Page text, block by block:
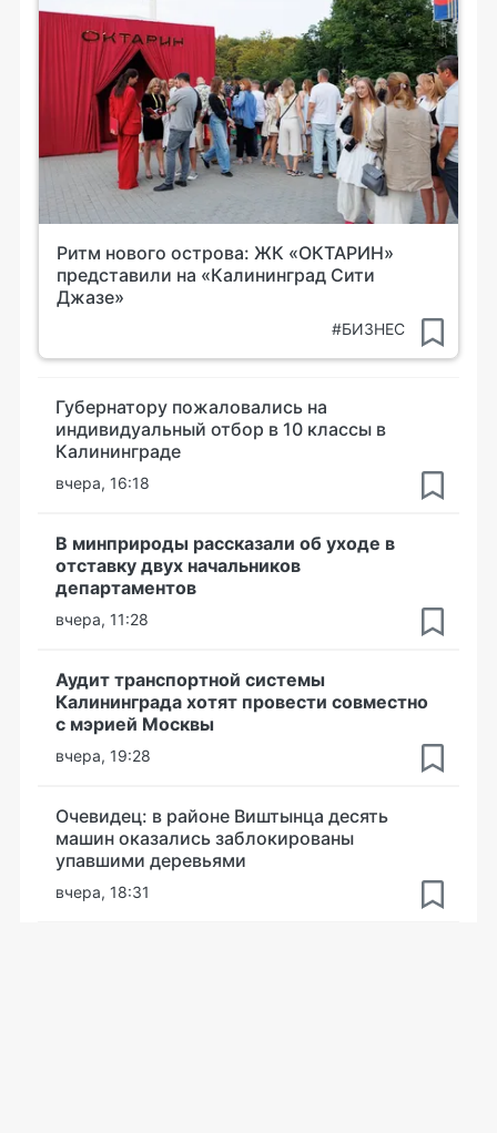
Ритм нового острова: ЖК «ОКТАРИН»
представили на «Калининград Сити
Джазе»
#БИЗНЕС
Губернатору пожаловались на
индивидуальный отбор в 10 классы в
Калининграде
вчера, 16:18
В минприроды рассказали об уходе в
отставку двух начальников
департаментов
вчера, 11:28
Аудит транспортной системы
Калининграда хотят провести совместно
с мэрией Москвы
вчера, 19:28
Очевидец: в районе Виштынца десять
машин оказались заблокированы
упавшими деревьями
вчера, 18:31